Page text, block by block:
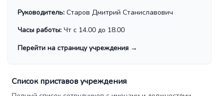
Руководитель: Старов Дмитрий Станиславович
Часы работы: Чт с 14.00 до 18.00
Перейти на страницу учреждения →
Список приставов учреждения